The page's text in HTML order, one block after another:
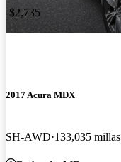
-$2,735
2017 Acura MDX
SH-AWD 133,035 millas